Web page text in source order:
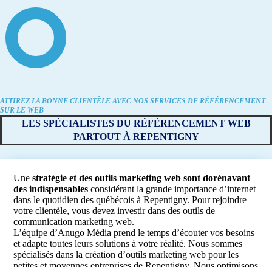
ATTIREZ LA BONNE CLIENTÈLE AVEC NOS SERVICES DE RÉFÉRENCEMENT
SUR LE WEB
LES SPÉCIALISTES DU RÉFÉRENCEMENT WEB
PARTOUT À REPENTIGNY
Une stratégie et des outils marketing web sont dorénavant
des indispensables considérant la grande importance d’internet
dans le quotidien des québécois à Repentigny. Pour rejoindre
votre clientèle, vous devez investir dans des outils de
communication marketing web.
L’équipe d’Anugo Média prend le temps d’écouter vos besoins
et adapte toutes leurs solutions à votre réalité. Nous sommes
spécialisés dans la création d’outils marketing web pour les